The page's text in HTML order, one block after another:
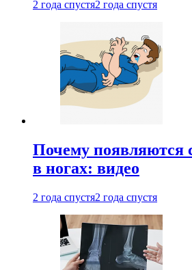
2 года спустя2 года спустя
Почему появляются
в ногах: видео
2 года спустя2 года спустя